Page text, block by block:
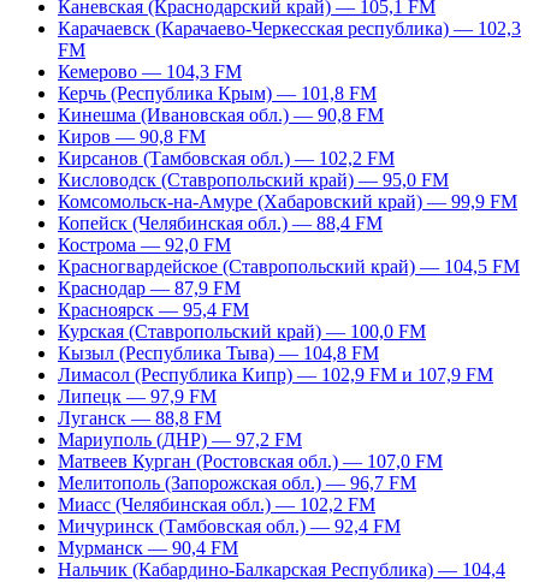
Каневская (Краснодарский край) — 105,1 FM
Карачаевск (Карачаево-Черкесская республика) — 102,3
FM
Кемерово — 104,3 FM
Керчь (Республика Крым) — 101,8 FM
Кинешма (Ивановская обл.) — 90,8 FM
Киров — 90,8 FM
Кирсанов (Тамбовская обл.) — 102,2 FM
Кисловодск (Ставропольский край) — 95,0 FM
Комсомольск-на-Амуре (Хабаровский край) — 99,9 FM
Копейск (Челябинская обл.) — 88,4 FM
Кострома — 92,0 FM
Красногвардейское (Ставропольский край) — 104,5 FM
Краснодар — 87,9 FM
Красноярск — 95,4 FM
Курская (Ставропольский край) — 100,0 FM
Кызыл (Республика Тыва) — 104,8 FM
Лимасол (Республика Кипр) — 102,9 FM и 107,9 FM
Липецк — 97,9 FM
Луганск — 88,8 FM
Мариуполь (ДНР) — 97,2 FM
Матвеев Курган (Ростовская обл.) — 107,0 FM
Мелитополь (Запорожская обл.) — 96,7 FM
Миасс (Челябинская обл.) — 102,2 FM
Мичуринск (Тамбовская обл.) — 92,4 FM
Мурманск — 90,4 FM
Нальчик (Кабардино-Балкарская Республика) — 104,4